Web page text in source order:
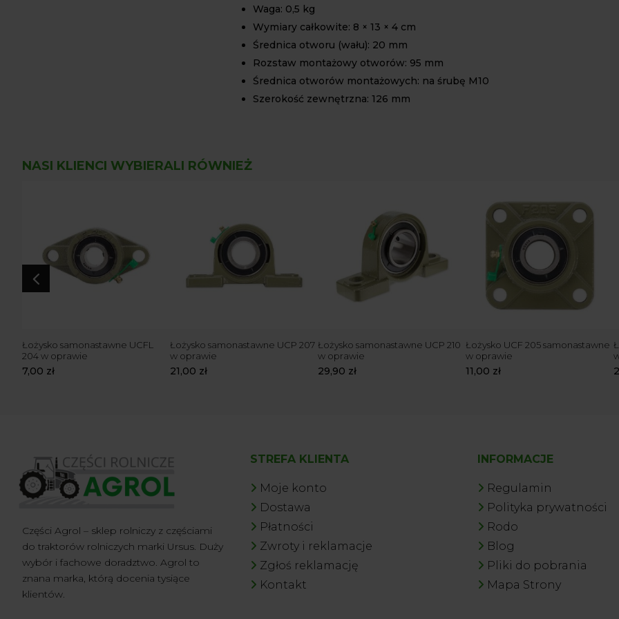
Waga: 0,5 kg
Wymiary całkowite: 8 × 13 × 4 cm
Średnica otworu (wału): 20 mm
Rozstaw montażowy otworów: 95 mm
Średnica otworów montażowych: na śrubę M10
Szerokość zewnętrzna: 126 mm
NASI KLIENCI WYBIERALI RÓWNIEŻ
4
Łożysko samonastawne UCFL
204 w oprawie
7,00 zł
Łożysko samonastawne UCP 207
w oprawie
21,00 zł
Łożysko samonastawne UCP 210
w oprawie
29,90 zł
Łożysko UCF 205 samonastawne
w oprawie
11,00 zł
Części Agrol – sklep rolniczy z częściami
do traktorów rolniczych marki Ursus. Duży
wybór i fachowe doradztwo. Agrol to
znana marka, którą docenia tysiące
klientów.
STREFA KLIENTA
Moje konto
Dostawa
Płatności
Zwroty i reklamacje
Zgłoś reklamację
Kontakt
INFORMACJE
Regulamin
Polityka prywatności
Rodo
Blog
Pliki do pobrania
Mapa Strony